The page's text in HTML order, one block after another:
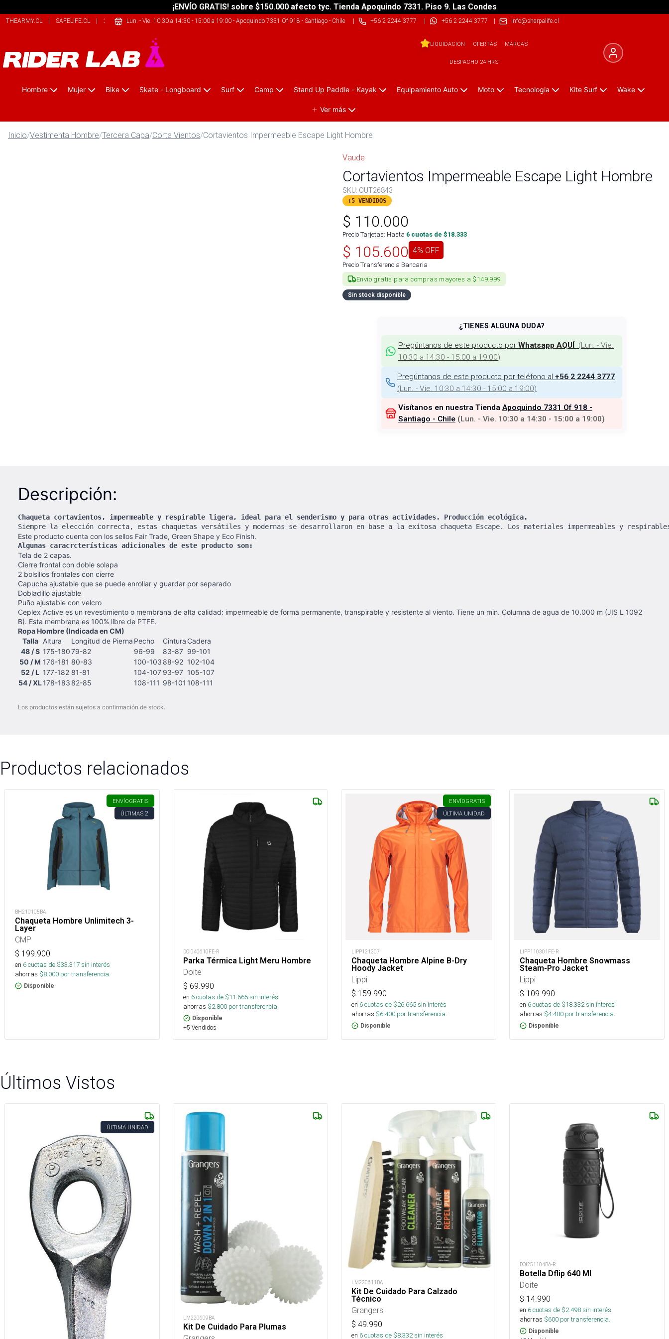
¡ENVÍO GRATIS! sobre $150.000 afecto tyc. Tienda Apoquindo 7331. Piso 9. Las Condes
THEARMY.CL | SAFELIFE.CL | 209SPORTS.CLLun. - Vie. 10:30 a 14:30 - 15:00 a 19:00- Apoquindo 7331 Of 918 - Santiago - Chile| +56 2 2244 3777 | +56 2 2244 3777 | info@sherpalife.cl
LIQUIDACIÓN OFERTAS MARCAS
DESPACHO 24 HRS
Hombre Mujer Bike Skate - Longboard Surf Camp Stand Up Paddle - Kayak Equipamiento Auto Moto Tecnologia Kite Surf Wake
Ver más
Inicio/Vestimenta Hombre/Tercera Capa/Corta Vientos/Cortavientos Impermeable Escape Light Hombre
Vaude
Cortavientos Impermeable Escape Light Hombre
SKU: OUT26843
+5 VENDIDOS
$ 110.000
Precio Tarjetas: Hasta 6 cuotas de $18.333
$ 105.600 4% OFF
Precio Transferencia Bancaria
Envío gratis para compras mayores a $149.999
Sin stock disponible
¿TIENES ALGUNA DUDA?
Pregúntanos de este producto por Whatsapp AQUÍ (Lun. - Vie.
10:30 a 14:30 - 15:00 a 19:00)
Pregúntanos de este producto por teléfono al +56 2 2244 3777
(Lun. - Vie. 10:30 a 14:30 - 15:00 a 19:00)
Visítanos en nuestra Tienda Apoquindo 7331 Of 918 -
Santiago - Chile (Lun. - Vie. 10:30 a 14:30 - 15:00 a 19:00)
Descripción:
Chaqueta cortavientos, impermeable y respirable ligera, ideal para el senderismo y para otras actividades. Producción ecológica.
Siempre la elección correcta, estas chaquetas versátiles y modernas se desarrollaron en base a la exitosa chaqueta Escape. Los materiales impermeables y
Este producto cuenta con los sellos Fair Trade, Green Shape y Eco Finish.
Algunas caracrcterísticas adicionales de este producto son:
Tela de 2 capas.
Cierre frontal con doble solapa
2 bolsillos frontales con cierre
Capucha ajustable que se puede enrollar y guardar por separado
Dobladillo ajustable
Puño ajustable con velcro
Ceplex Active es un revestimiento o membrana de alta calidad: impermeable de forma permanente, transpirable y resistente al viento. Tiene un min. Columna de agua de 10.000 m (JIS L 1092
B). Esta membrana es 100% libre de PTFE.
Ropa Hombre (Indicada en CM)
Talla
Altura Longitud de Pierna Pecho Cintura Cadera
48 / S 175-18079-82 96-99 83-87 99-101
50 / M 176-181 80-83 100-103 88-92 102-104
52 / L 177-182 81-81 104-107 93-97 105-107
54 / XL178-183 82-85 108-111 98-101 108-111
Los productos están sujetos a confirmación de stock.
Productos relacionados
ENVÍOGRATIS
ÚLTIMAS 2
BH210105BA
Chaqueta Hombre Unlimitech 3-
Layer
CMP
$ 199.900
en 6cuotas de $33.317sin interés
ahorras $8.000 por transferencia.
Disponible
DOI040610FE-R
Parka Térmica Light Meru Hombre
Doite
$ 69.990
en 6cuotas de $11.665sin interés
ahorras $2.800 por transferencia.
Disponible
+5 Vendidos
ENVÍOGRATIS
ÚLTIMA UNIDAD
LIPP121307
Chaqueta Hombre Alpine B-Dry
Hoody Jacket
Lippi
$ 159.990
en 6cuotas de $26.665sin interés
ahorras $6.400 por transferencia.
Disponible
LIPP110301FE-R
Chaqueta Hombre Snowmass
Steam-Pro Jacket
Lippi
$ 109.990
en 6cuotas de $18.332sin interés
ahorras $4.400 por transferencia.
Disponible
Últimos Vistos
ÚLTIMA UNIDAD
LM220609BA
Kit De Cuidado Para Plumas
LM220611BA
Kit De Cuidado Para Calzado
Técnico
Grangers
$ 49.990
en 6cuotas de $8.332sin interés
DOI251104BA-R
Botella Dflip 640 Ml
Doite
$ 14.990
en 6cuotas de $2.498sin interés
ahorras $600 por transferencia.
Disponible